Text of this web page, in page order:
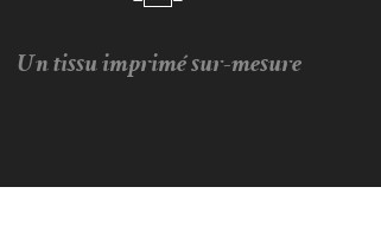
Un tissu imprimé sur-mesure